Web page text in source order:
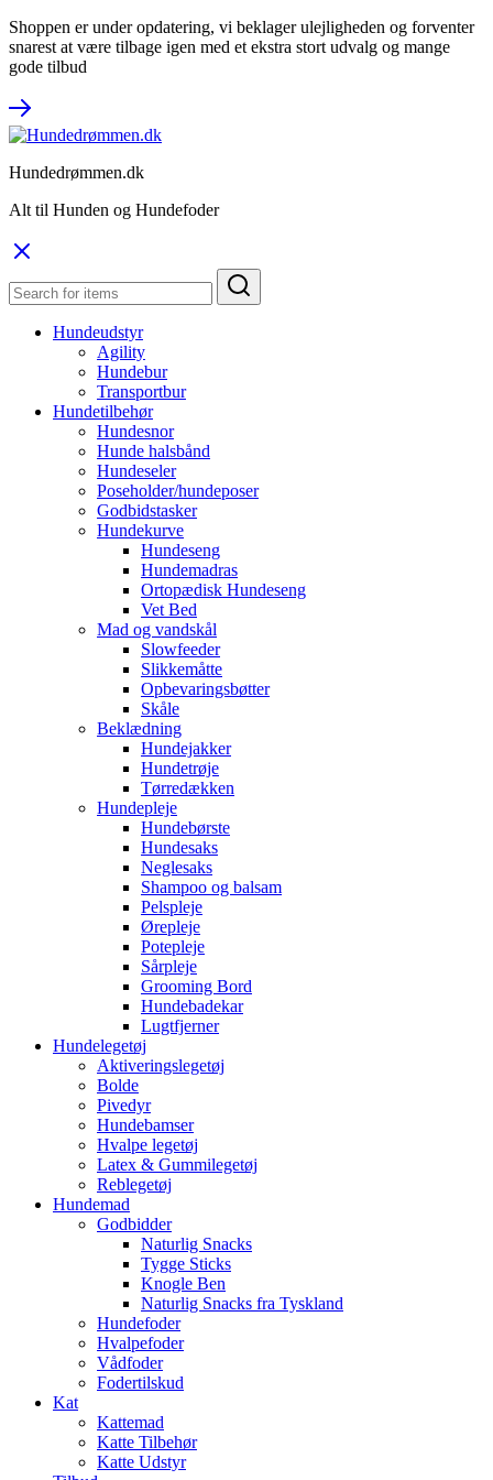
Shoppen er under opdatering, vi beklager ulejligheden og forventer
snarest at være tilbage igen med et ekstra stort udvalg og mange
gode tilbud
Hundedrømmen.dk
Alt til Hunden og Hundefoder
Hundeudstyr
Agility
Hundebur
Transportbur
Hundetilbehør
Hundesnor
Hunde halsbånd
Hundeseler
Poseholder/hundeposer
Godbidstasker
Hundekurve
Hundeseng
Hundemadras
Ortopædisk Hundeseng
Vet Bed
Mad og vandskål
Slowfeeder
Slikkemåtte
Opbevaringsbøtter
Skåle
Beklædning
Hundejakker
Hundetrøje
Tørredækken
Hundepleje
Hundebørste
Hundesaks
Neglesaks
Shampoo og balsam
Pelspleje
Ørepleje
Potepleje
Sårpleje
Grooming Bord
Hundebadekar
Lugtfjerner
Hundelegetøj
Aktiveringslegetøj
Bolde
Pivedyr
Hundebamser
Hvalpe legetøj
Latex & Gummilegetøj
Reblegetøj
Hundemad
Godbidder
Naturlig Snacks
Tygge Sticks
Knogle Ben
Naturlig Snacks fra Tyskland
Hundefoder
Hvalpefoder
Vådfoder
Fodertilskud
Kat
Kattemad
Katte Tilbehør
Katte Udstyr